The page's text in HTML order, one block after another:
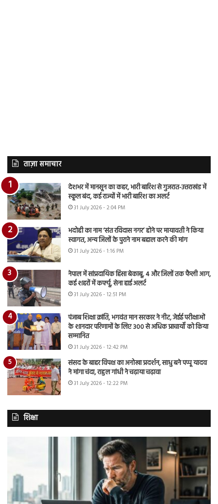
ताज़ा समाचार
देशभर में मानसून का कहर, भारी बारिश से गुजरात-उत्तराखंड में
स्कूल बंद, कई राज्यों में भारी बारिश का अलर्ट
31 July 2026 - 2:04 PM
भदोही का नाम ‘संत रविदास नगर’ होने पर मायावती ने किया
स्वागत, अन्य जिलों के पुराने नाम बहाल करने की मांग
31 July 2026 - 1:16 PM
नेपाल में सांप्रदायिक हिंसा बेकाबू, 4 और जिलों तक फैली आग,
कई शहरों में कर्फ्यू, सेना हाई अलर्ट
31 July 2026 - 12:51 PM
पंजाब शिक्षा क्रांति, भगवंत मान सरकार ने नीट, जेईई परीक्षाओं
के शानदार परिणामों के लिए 300 से अधिक प्राचार्यों को किया
सम्मानित
31 July 2026 - 12:42 PM
संसद के बाहर विपक्ष का अनोखा प्रदर्शन, साधु बने पप्पू यादव
ने मांगा चंदा, राहुल गांधी ने चढ़ाया चढ़ावा
31 July 2026 - 12:22 PM
शिक्षा